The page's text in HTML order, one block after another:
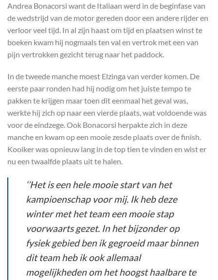
Andrea Bonacorsi want de Italiaan werd in de beginfase van
de wedstrijd van de motor gereden door een andere rijder en
verloor veel tijd. In al zijn haast om tijd en plaatsen winst te
boeken kwam hij nogmaals ten val en vertrok met een van
pijn vertrokken gezicht terug naar het paddock.
In de tweede manche moest Elzinga van verder komen. De
eerste paar ronden had hij nodig om het juiste tempo te
pakken te krijgen maar toen dit eenmaal het geval was,
werkte hij zich op naar een vierde plaats, wat voldoende was
voor de eindzege. Ook Bonacorsi herpakte zich in deze
manche en kwam op een mooie zesde plaats over de finish.
Kooiker was opnieuw lang in de top tien te vinden en wist er
nu een twaalfde plaats uit te halen.
‘’Het is een hele mooie start van het
kampioenschap voor mij. Ik heb deze
winter met het team een mooie stap
voorwaarts gezet. In het bijzonder op
fysiek gebied ben ik gegroeid maar binnen
dit team heb ik ook allemaal
mogelijkheden om het hoogst haalbare te